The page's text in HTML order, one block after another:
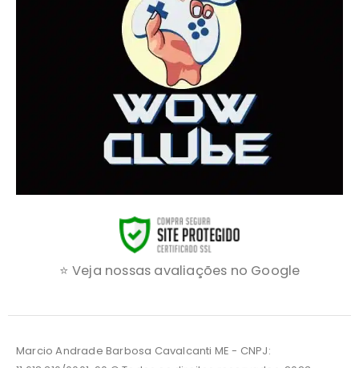
⭐ Veja nossas avaliações no Google
Marcio Andrade Barbosa Cavalcanti ME - CNPJ: